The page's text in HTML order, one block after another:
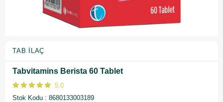
TAB İLAÇ
Tabvitamins Berista 60 Tablet
5.0
Stok Kodu
8680133003189